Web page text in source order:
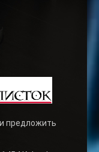
предложить